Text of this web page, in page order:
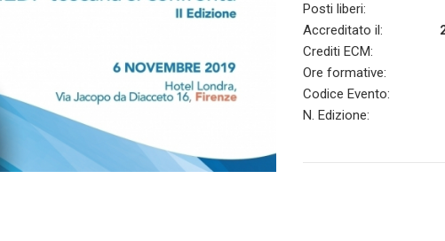
Posti liberi:
Accreditato il:
Crediti ECM:
Ore formative:
Codice Evento:
N. Edizione: